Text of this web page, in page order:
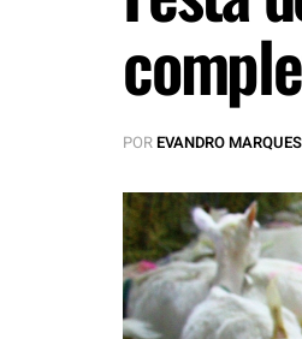
POREVANDRO MARQUES